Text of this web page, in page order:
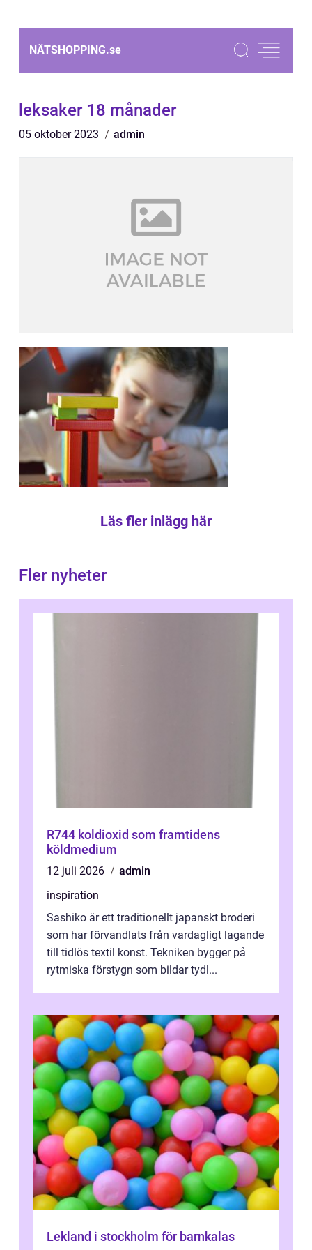
NÄTSHOPPING.se
leksaker 18 månader
05 oktober 2023 admin
Läs fler inlägg här
Fler nyheter
R744 koldioxid som framtidens
köldmedium
12 juli 2026
admin
inspiration
Sashiko är ett traditionellt japanskt broderi
som har förvandlats från vardagligt lagande
till tidlös textil konst. Tekniken bygger på
rytmiska förstygn som bildar tydl...
Lekland i stockholm för barnkalas